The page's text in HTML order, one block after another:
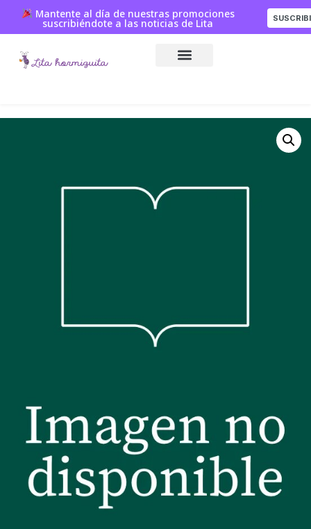
Mantente al día de nuestras promociones
suscribiéndote a las noticias de Lita